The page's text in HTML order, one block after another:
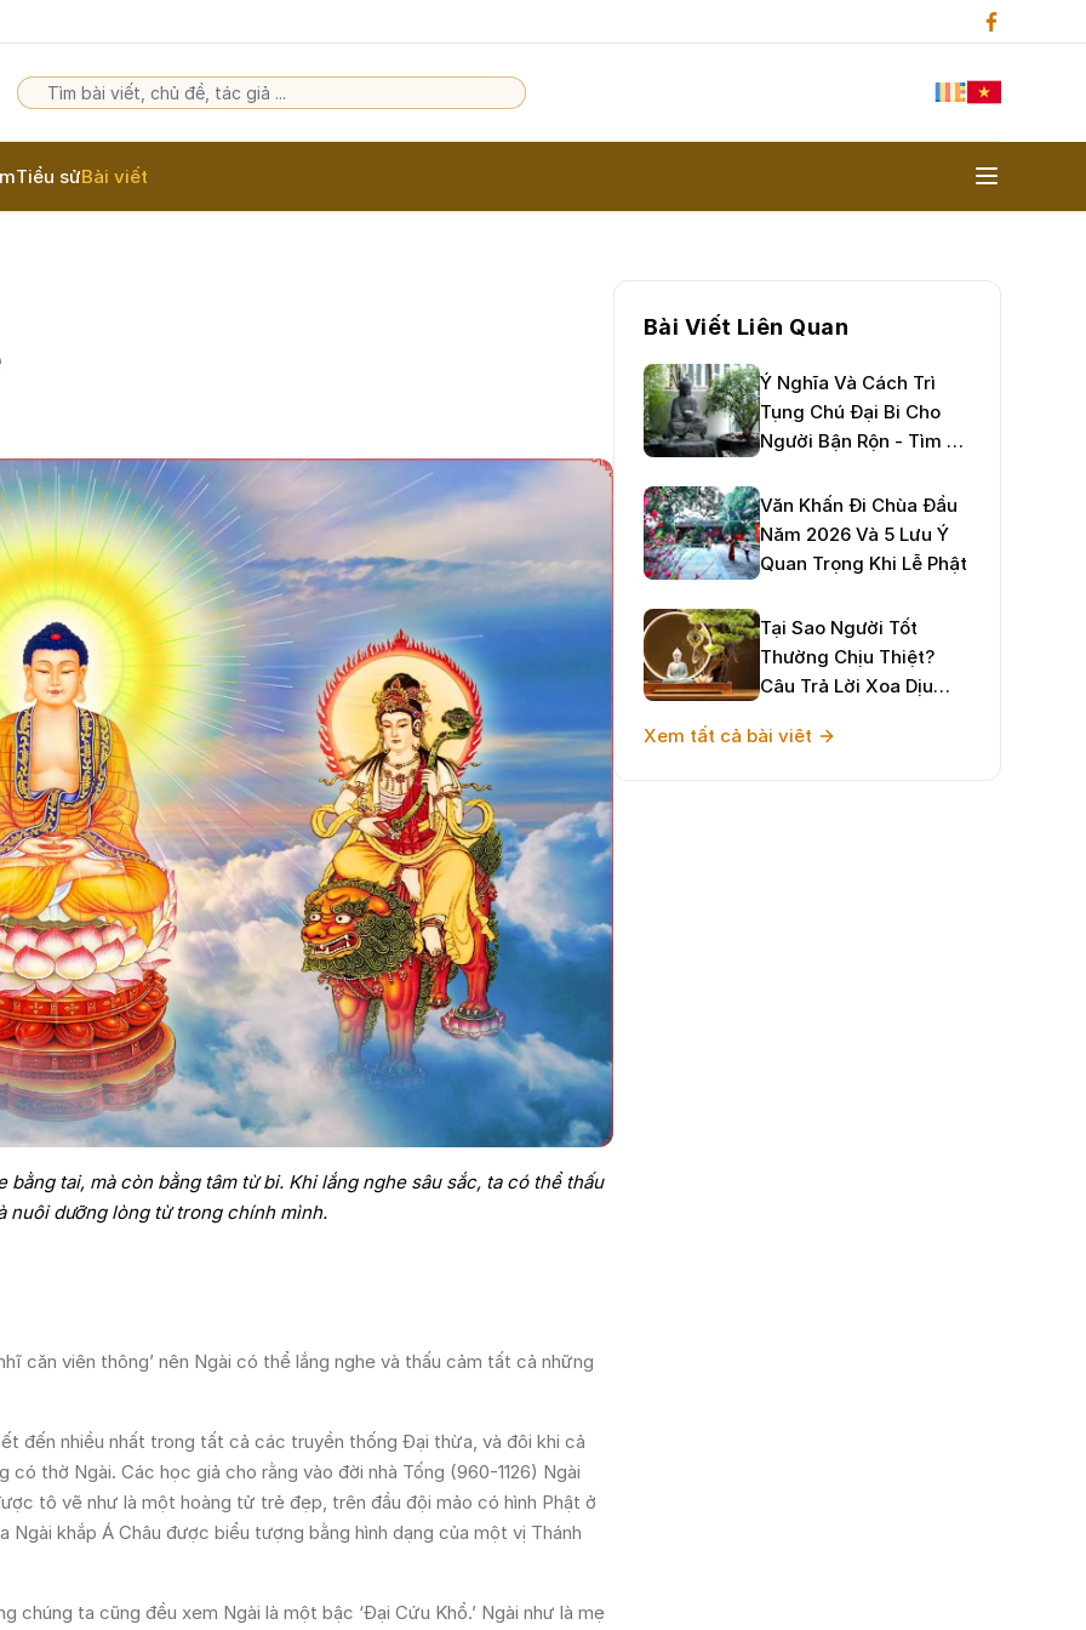
Tiểu sửBài viết
tai, mà còn bằng tâm từ bi. Khi lắng nghe sâu sắc, ta có thể thấu
nuôi dưỡng lòng từ trong chính mình.
căn viên thông’ nên Ngài có thể lắng nghe và thấu cảm tất cả những
đến nhiều nhất trong tất cả các truyền thống Đại thừa, và đôi khi cả
thờ Ngài. Các học giả cho rằng vào đời nhà Tống (960-1126) Ngài
tô vẽ như là một hoàng tử trẻ đẹp, trên đầu đội mảo có hình Phật ở
khắp Á Châu được biểu tượng bằng hình dạng của một vị Thánh
chúng ta cũng đều xem Ngài là một bậc ‘Đại Cứu Khổ.’ Ngài như là mẹ
Bài Viết Liên Quan
Ý Nghĩa Và Cách Trì
Tụng Chú Đại Bi Cho
Người Bận Rộn - Tìm An
Văn Khấn Đi Chùa Đầu
Năm 2026 Và 5 Lưu Ý
Quan Trọng Khi Lễ Phật
Tại Sao Người Tốt
Thường Chịu Thiệt?
Câu Trả Lời Xoa Dịu
Hướng Sống Hạnh Phúc
Xem tất cả bài viêt